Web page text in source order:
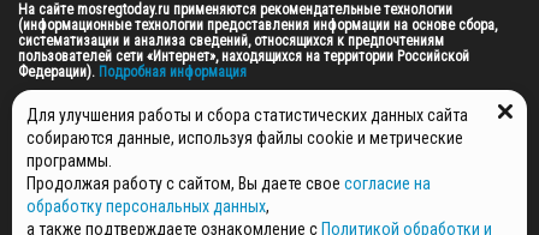
На сайте mosregtoday.ru применяются рекомендательные технологии
(информационные технологии предоставления информации на основе сбора,
систематизации и анализа сведений, относящихся к предпочтениям
пользователей сети «Интернет», находящихся на территории Российской
Федерации). Подробная информация
© 2026 ПРАВА НА ВСЕ МАТЕРИАЛЫ САЙТА ПРИНАДЛЕЖАТ ГАУ МО "ЦИФРОВЫЕ
МЕДИА" (ОГРН: 1255000059467).
ПОЛИТИКА ОБРАБОТКИ И ЗАЩИТЫ ПЕРСОНАЛЬНЫХ ДАННЫХ
НОВОСТИ
Для улучшения работы и сбора статистических данных сайта
собираются данные, используя файлы cookie и метрические
программы.
Продолжая работу с сайтом, Вы даете свое согласие на
обработку персональных данных,
а также подтверждаете ознакомление с Политикой обработки и